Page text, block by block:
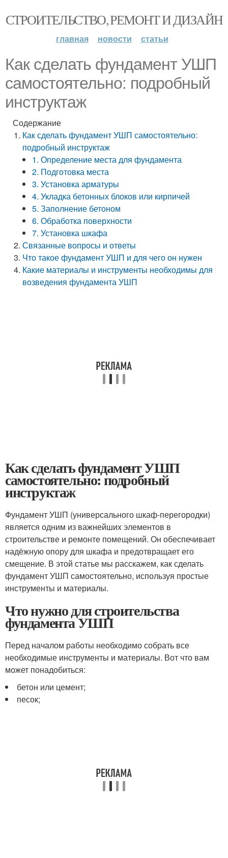
СТРОИТЕЛЬСТВО, РЕМОНТ И ДИЗАЙН
главная новости статьи
Как сделать фундамент УШП
самостоятельно: подробный
инструктаж
Содержание
Как сделать фундамент УШП самостоятельно:
подробный инструктаж
1. Определение места для фундамента
2. Подготовка места
3. Установка арматуры
4. Укладка бетонных блоков или кирпичей
5. Заполнение бетоном
6. Обработка поверхности
7. Установка шкафа
Связанные вопросы и ответы
Что такое фундамент УШП и для чего он нужен
Какие материалы и инструменты необходимы для
возведения фундамента УШП
Как сделать фундамент УШП
самостоятельно: подробный
инструктаж
Фундамент УШП (универсального шкаф-перегородки)
является одним из важнейших элементов в
строительстве и ремонте помещений. Он обеспечивает
надёжную опору для шкафа и предотвращает его
смещение. В этой статье мы расскажем, как сделать
фундамент УШП самостоятельно, используя простые
инструменты и материалы.
Что нужно для строительства
фундамента УШП
Перед началом работы необходимо собрать все
необходимые инструменты и материалы. Вот что вам
может понадобиться:
бетон или цемент;
песок;